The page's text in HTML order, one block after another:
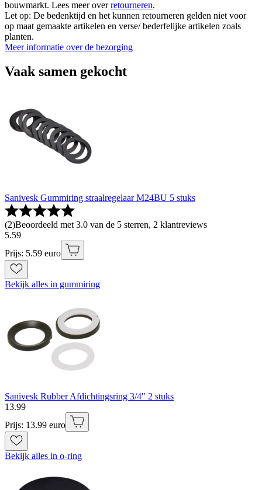
bouwmarkt. Lees meer overretourneren.
Let op: De bedenktijd en het kunnen retourneren gelden niet voor
op maat gemaakte artikelen en verse/ bederfelijke artikelen zoals
planten.
Meer informatie over de bezorging
Vaak samen gekocht
Sanivesk Gummiring straalregelaar M24BU 5 stuks
(2)Beoordeeld met 3.0 van de 5 sterren, 2 klantreviews
5.59
Prijs: 5.59 euro
Bekijk alles in gummiring
Sanivesk Rubber Afdichtingsring 3/4" 2 stuks
13.99
Prijs: 13.99 euro
Bekijk alles in o-ring